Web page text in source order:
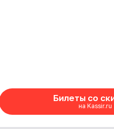
Билеты со
на Kassir.ru